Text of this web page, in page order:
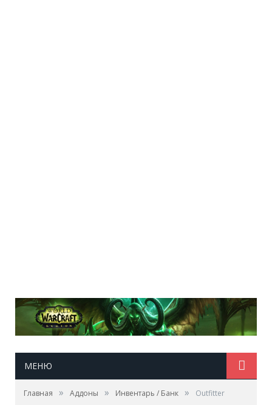
МЕНЮ
Главная » Аддоны » Инвентарь / Банк » Outfitter